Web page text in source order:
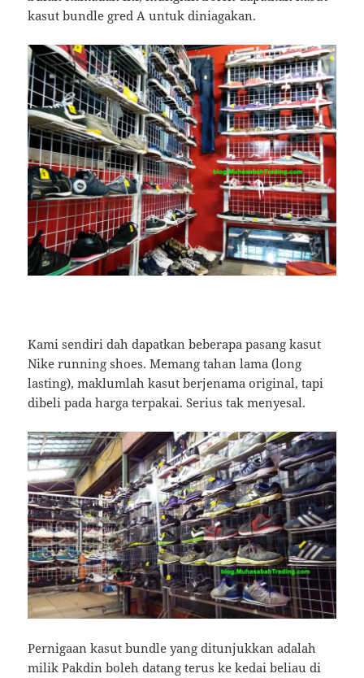
kasut bundle gred A untuk diniagakan.
Kami sendiri dah dapatkan beberapa pasang kasut
Nike running shoes. Memang tahan lama (long
lasting), maklumlah kasut berjenama original, tapi
dibeli pada harga terpakai. Serius tak menyesal.
Pernigaan kasut bundle yang ditunjukkan adalah
milik Pakdin boleh datang terus ke kedai beliau di